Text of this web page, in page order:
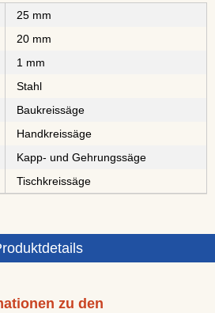
25 mm
20 mm
1 mm
Stahl
Baukreissäge
Handkreissäge
Kapp- und Gehrungssäge
Tischkreissäge
zu den